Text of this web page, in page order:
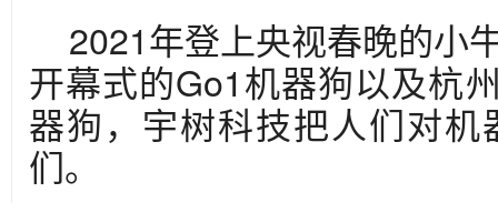
2021年登上央视春晚的小
开幕式的Go1机器狗以及杭
器狗，宇树科技把人们对
们。